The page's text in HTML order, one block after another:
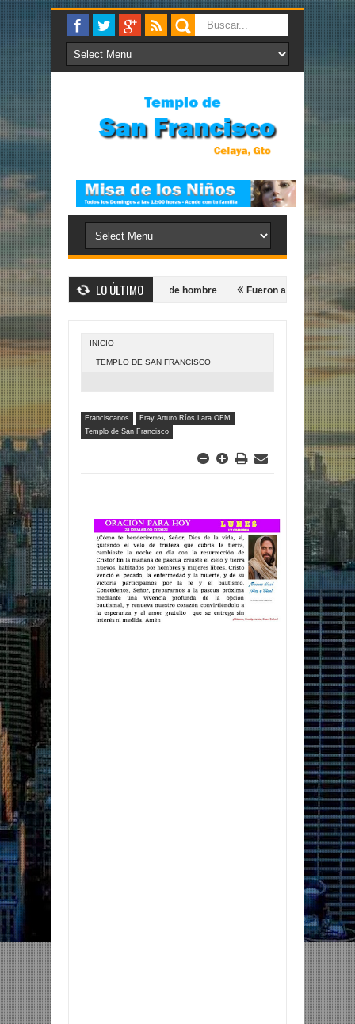
LO ÚLTIMO
Yo los haré pescadores de hombre Fueron a buscarlo
INICIO
TEMPLO DE SAN FRANCISCO
Franciscanos
Fray Arturo Ríos Lara OFM
Templo de San Francisco